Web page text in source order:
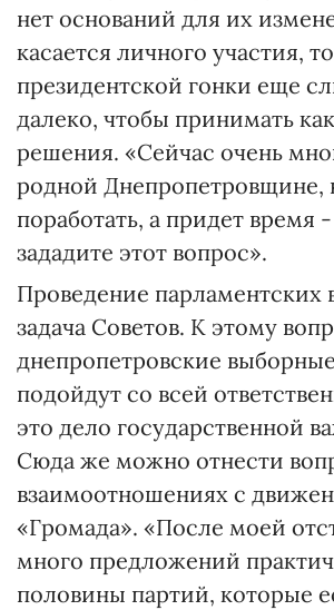
нет оснований для их
касается личного участия,
президентской гонки еще
далеко, чтобы принимать
решения. «Сейчас очень
родной Днепропетровщине,
поработать, а придет время
зададите этот вопрос».
Проведение парламентских
задача Советов. К этому
днепропетровские
подойдут со всей
это дело государственной
Сюда же можно отнести
взаимоотношениях с
«Громада». «После моей
много предложений
половины партий, которые